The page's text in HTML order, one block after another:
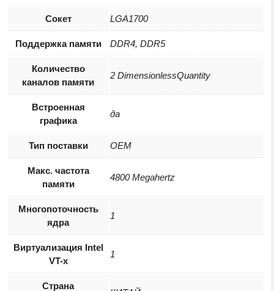
Сокет LGA1700
Поддержка памяти DDR4, DDR5
Количество
каналов памяти
2 DimensionlessQuantity
Встроенная
графика
да
Тип поставки OEM
Макс. частота
памяти
4800 Megahertz
Многопоточность
ядра
1
Виртуализация Intel
VT-x
1
Страна